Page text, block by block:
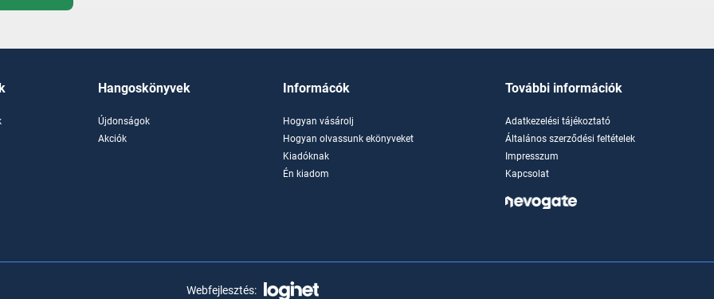
Hangoskönyvek
Újdonságok
Akciók
Informácók
Hogyan vásárolj
Hogyan olvassunk ekönyveket
Kiadóknak
Én kiadom
További információk
Adatkezelési tájékoztató
Általános szerződési feltételek
Impresszum
Kapcsolat
Webfejlesztés: